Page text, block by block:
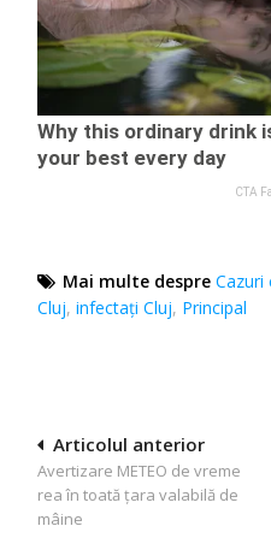
Mai multe despre Cazuri
Cluj,infectați Cluj, Principal
Navigare
în
articole
Articolul anterior
Avertizare METEO de vreme
rea în toată țara valabilă de
mâine